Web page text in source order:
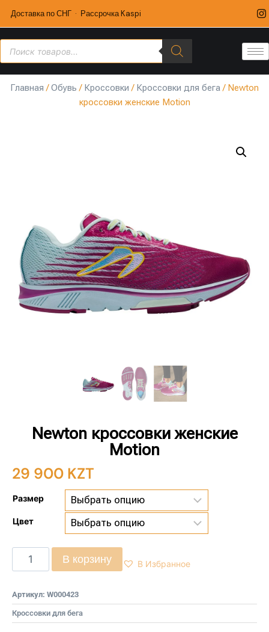
Доставка по СНГ · Рассрочка Kaspi
Главная /Обувь / Кроссовки / Кроссовки для бега/ Newton
кроссовки женские Motion
Newton кроссовки женские
Motion
29 900 KZT
Размер
Цвет
В корзину В Избранное
Артикул: W000423
Кроссовки для бега